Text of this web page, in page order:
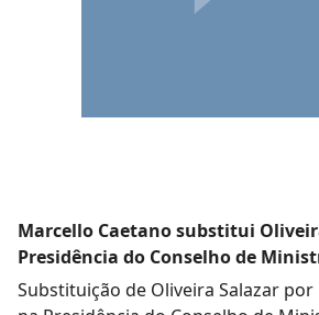
Marcello Caetano substitui
Presidência do Conselho de
Substituição de Oliveira Salazar